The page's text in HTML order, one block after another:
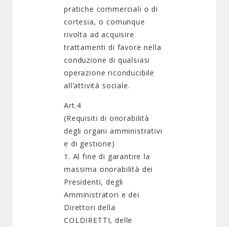
pratiche commerciali o di
cortesia, o comunque
rivolta ad acquisire
trattamenti di favore nella
conduzione di qualsiasi
operazione riconducibile
all’attività sociale.
Art.4
(Requisiti di onorabilità
degli organi amministrativi
e di gestione)
1. Al fine di garantire la
massima onorabilità dei
Presidenti, degli
Amministratori e dei
Direttori della
COLDIRETTI, delle